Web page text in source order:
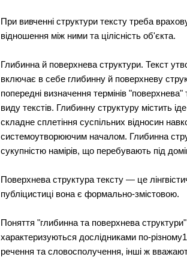
При вивченні структури тексту треба
відношення між ними та цілісність об'єкта.
Глибинна й поверхнева структури. Текст
включає в себе глибинну й поверхневу
попередні визначення термінів
виду текстів. Глибинну структуру містить
складне сплетіння суспільних відносин
системоутворюючим началом. Глибинна
сукупністю намірів, що перебувають під
Поверхнева структура тексту — це
публіцистиці вона є формально-змістовою.
Поняття "глибинна та поверхнева
характеризуються дослідниками по-
речення та словосполучення, інші ж